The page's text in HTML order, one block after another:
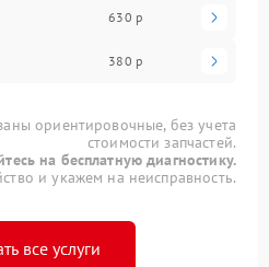
630 р
380 р
ориентировочные, без учета
стоимости запчастей.
на бесплатную диагностику.
и укажем на неисправность.
все услуги